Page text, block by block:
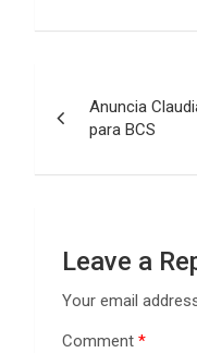
navigation
Anuncia
para BCS
Leave a
Your email
Comment *